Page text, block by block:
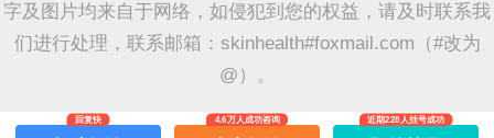
字及图片均来自于网络，如侵犯到您的权益，请及时联系我
们进行处理，联系邮箱：skinhealth#foxmail.com（#改为
@）。
回复快 4.6万人成功咨询 近期228人挂号成功